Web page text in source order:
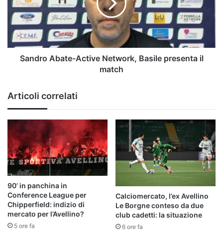
Basile
presenta
match
Sandro Abate-Active Network, Basile presenta il
match
Articoli correlati
90’ in panchina in
Conference League per
Chipperfield: indizio di
mercato per l’Avellino?
5 ore fa
Calciomercato, l’ex Avellino
Le Borgne conteso da due
club cadetti: la situazione
6 ore fa